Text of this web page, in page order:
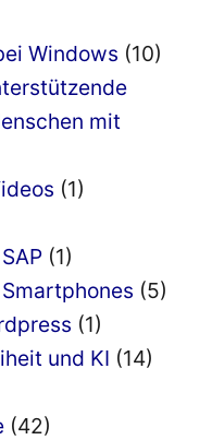
Windows (10)
mit
(1)
(1)
(5)
(1)
und KI (14)
(42)